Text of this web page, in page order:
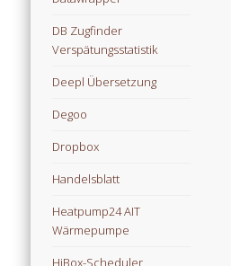
DB Zugfinder
Verspätungsstatistik
Deepl Übersetzung
Degoo
Dropbox
Handelsblatt
Heatpump24 AIT
Wärmepumpe
HiBox-Scheduler